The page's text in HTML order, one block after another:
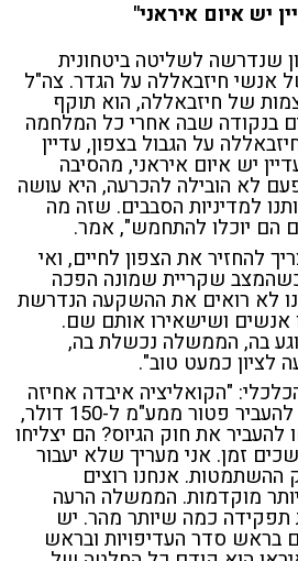
יש איום איראני"
שנדרשה לשליטה ביטחונית
אנשי חיזבאללה על הגדר. צה"ל
של חיזבאללה, הוא תוקף
בנקודה שבה אחרי כל המלחמה
על הגבול בצפון, עדיין
יש איום איראני, מהסיבה
לא הובילה להכרעה, היא עושה
למדיניות הסבבים. שזה מה
הם יוכלו להתחמש", אמר.
להחזיר את הצפון לחיים, ואי
שקריית שמונה הפכה
לא רואים את ההשקעה הנדרשת
אנשים ושישאירו אותם שם.
בה, הממשלה נכשלת בה,
לציון כמעט טוב".
"הקואליציה איבדה אחיזה
בכנסת. הם לא הצליחו להעביר פטור ממע"מ ל-150 דולר,
את חוק הגיוס? הם יצליחו
זמן. אני מעריך שלא יעבור
ההשתמטות. אנחנו רוצים
מוקדמות. הממשלה הרעה
תפקידה כמה שיותר מהר. יש
בראש סדר העדיפויות ובראש